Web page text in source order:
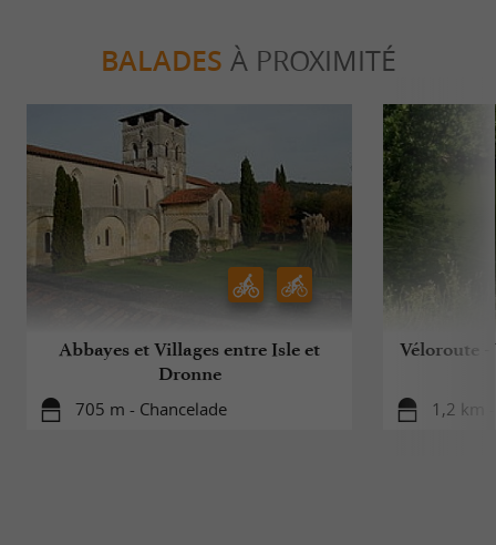
BALADES À PROXIMITÉ
Abbayes et Villages entre Isle et
Dronne
705 m - Chancelade
Véloroute -
1,2 km